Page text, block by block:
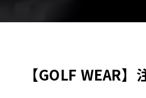
【GOLF WEAR